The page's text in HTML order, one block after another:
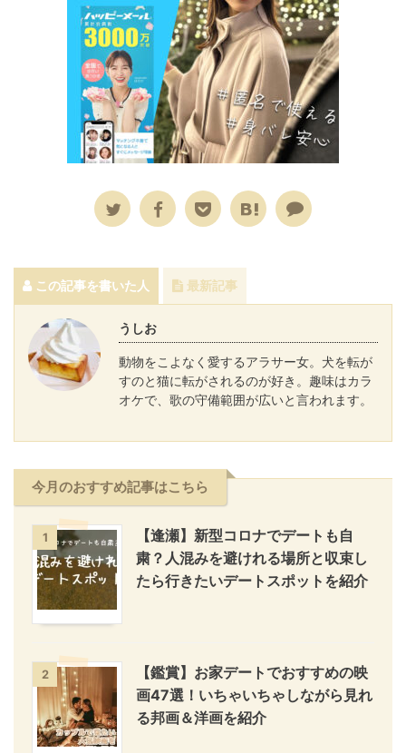
この記事を書いた人 最新記事
うしお
動物をこよなく愛するアラサー女。犬を転が
すのと猫に転がされるのが好き。趣味はカラ
オケで、歌の守備範囲が広いと言われます。
今月のおすすめ記事はこちら
1
【逢瀬】新型コロナでデートも自
粛？人混みを避けれる場所と収束し
たら行きたいデートスポットを紹介
2
【鑑賞】お家デートでおすすめの映
画47選！いちゃいちゃしながら見れ
る邦画＆洋画を紹介